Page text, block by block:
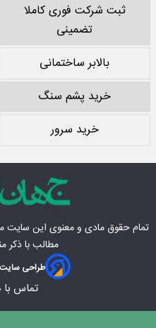
ثبت شرکت فوری کاملا
تضمینی
بالابر ساختمانی
خرید پشم سنگ
خرید سرور
تمام حقوق مادی‌ و معنوی این سایت
مطالب با ذکر
طراحی سایت
تماس با